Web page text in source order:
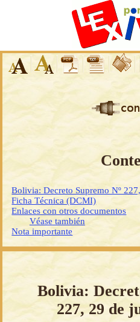
Bolivia: Decreto Supremo Nº
Ficha Técnica (DCMI)
Enlaces con otros documentos
Véase también
Nota importante
Bolivia:
227, 29 de